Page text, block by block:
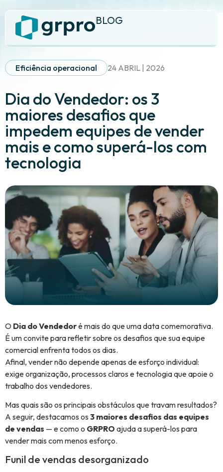
BLOG
Eficiência operacional 24 ABRIL | 2026
Dia do Vendedor: os 3
maiores desafios que
impedem equipes de vender
mais e como superá-los com
tecnologia
O Dia do Vendedoré mais do que uma data comemorativa.
É um convite para refletir sobre os desafios que sua equipe
comercial enfrenta todos os dias.
Afinal, vender não depende apenas de esforço individual:
exige organização, processos claros e tecnologia que apoie o
trabalho dos vendedores.
Mas quais são os principais obstáculos que travam resultados?
A seguir, destacamos os 3 maiores desafios das equipes
de vendas — e como o GRPRO ajuda a superá-los para
vender mais com menos esforço.
Funil de vendas desorganizado